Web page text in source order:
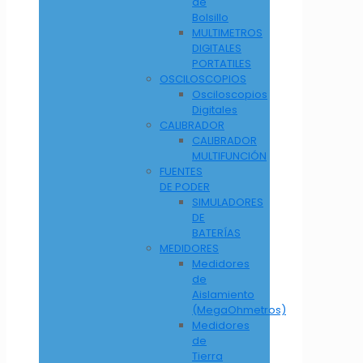
Bolsillo
MULTIMETROS
DIGITALES
PORTATILES
OSCILOSCOPIOS
Osciloscopios
Digitales
CALIBRADOR
CALIBRADOR
MULTIFUNCIÓN
FUENTES
DE PODER
SIMULADORES
DE
BATERÍAS
MEDIDORES
Medidores
de
Aislamiento
(MegaOhmetros)
Medidores
de
Tierra